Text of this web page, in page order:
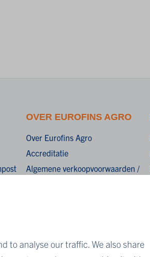
to analyse our traffic. We also share
OVER EUROFINS AGRO
Over Eurofins Agro
Accreditatie
Algemene verkoopvoorwaarden /
Disclaimer